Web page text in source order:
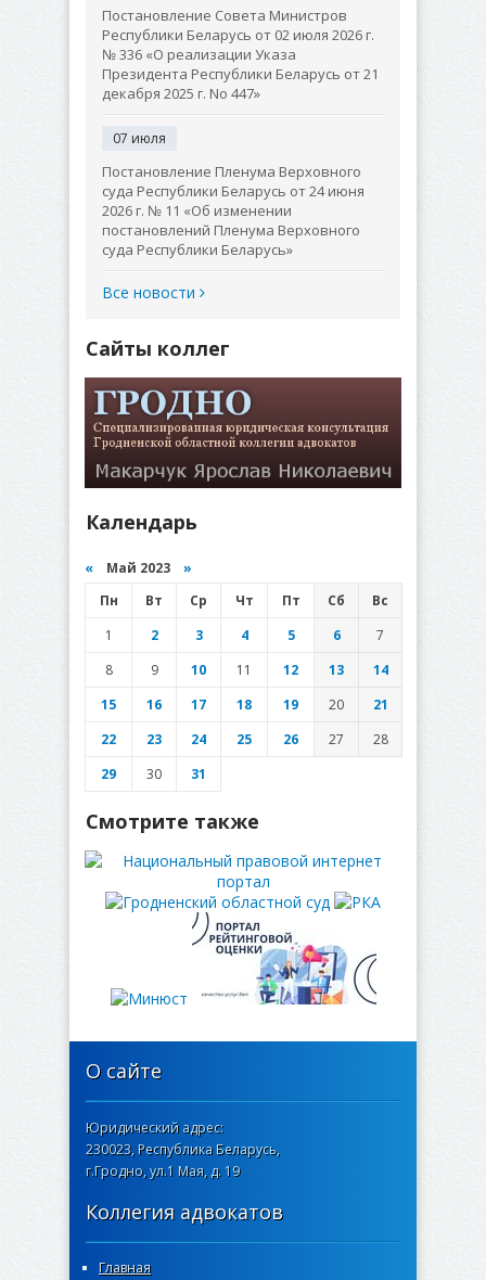
Постановление Совета Министров
Республики Беларусь от 02 июля 2026 г.
№ 336 «О реализации Указа
Президента Республики Беларусь от 21
декабря 2025 г. No 447»
07 июля
Постановление Пленума Верховного
суда Республики Беларусь от 24 июня
2026 г. № 11 «Об изменении
постановлений Пленума Верховного
суда Республики Беларусь»
Все новости
Сайты коллег
Календарь
« Май 2023 »
Пн
Вт Ср Чт Пт Сб
Вс
1
2 3 4 5 6
7
8
9 10 11 12 13
14
15
16 17 18 19 20
21
22
23 24 25 26 27
28
29
30 31
Смотрите также
О сайте
Юридический адрес:
230023, Республика Беларусь,
г.Гродно, ул.1 Мая, д. 19
Коллегия адвокатов
Главная